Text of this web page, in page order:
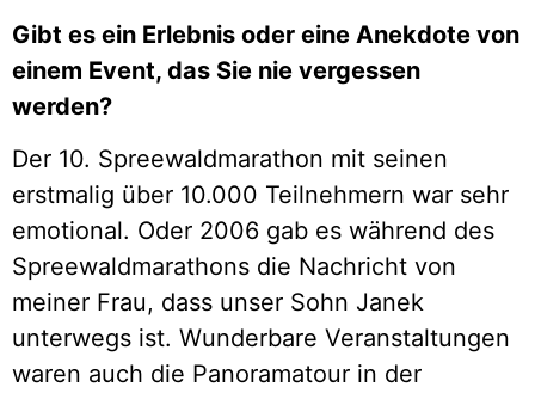
Gibt es ein Erlebnis oder eine Anekdote von
einem Event, das Sie nie vergessen
werden?
Der 10. Spreewaldmarathon mit seinen
erstmalig über 10.000 Teilnehmern war sehr
emotional. Oder 2006 gab es während des
Spreewaldmarathons die Nachricht von
meiner Frau, dass unser Sohn Janek
unterwegs ist. Wunderbare Veranstaltungen
waren auch die Panoramatour in der